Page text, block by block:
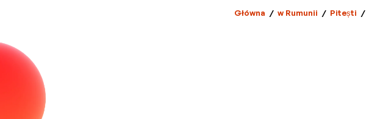
Główna / w Rumunii / Pitești /